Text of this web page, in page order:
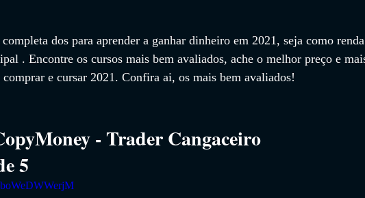
dos para aprender a ganhar dinheiro em 2021, seja como
. Encontre os cursos mais bem avaliados, ache o melhor preço e
comprar e cursar 2021. Confira ai, os mais bem avaliados!
- Trader Cangaceiro
5